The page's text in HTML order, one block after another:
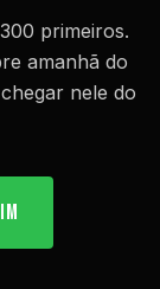
primeiros.
amanhã do
nele do